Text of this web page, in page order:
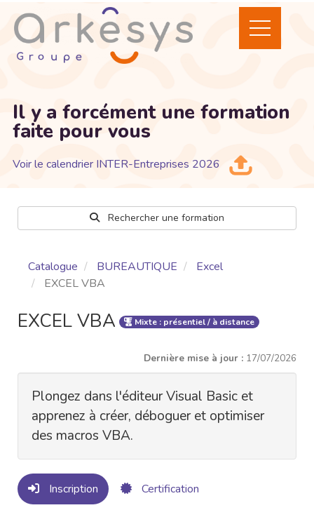
Il y a forcément une formation
faite pour vous
Voir le calendrier INTER-Entreprises 2026
Rechercher une formation
Catalogue BUREAUTIQUE
Excel
EXCEL VBA
EXCEL VBA Mixte : présentiel / à distance
Dernière mise à jour : 17/07/2026
Plongez dans l'éditeur Visual Basic et
apprenez à créer, déboguer et optimiser
des macros VBA.
Inscription
Certification